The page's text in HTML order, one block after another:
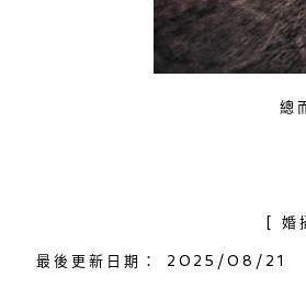
總
[ 婚
最後更新日期： 2025/08/21